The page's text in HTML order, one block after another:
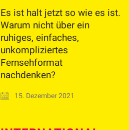
Es ist halt jetzt so wie es ist.
Warum nicht über ein
ruhiges, einfaches,
unkompliziertes
Fernsehformat
nachdenken?
15. Dezember 2021